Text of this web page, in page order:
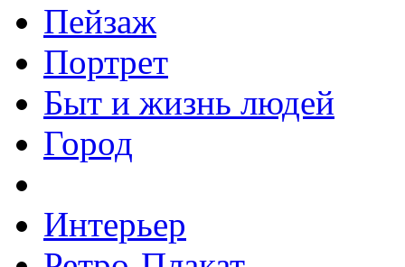
Пейзаж
Портрет
Быт и жизнь людей
Город
Интерьер